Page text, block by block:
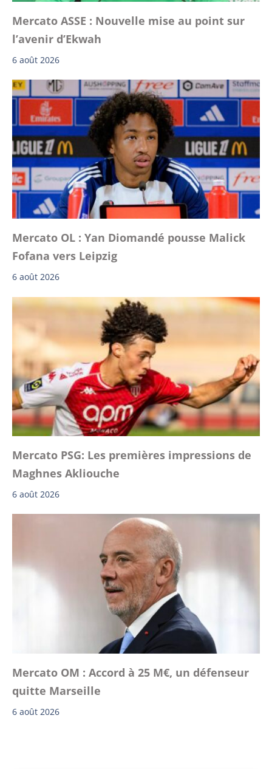
Mercato ASSE : Nouvelle mise au point sur
l’avenir d’Ekwah
6 août 2026
Mercato OL : Yan Diomandé pousse Malick
Fofana vers Leipzig
6 août 2026
Mercato PSG: Les premières impressions de
Maghnes Akliouche
6 août 2026
Mercato OM : Accord à 25 M€, un défenseur
quitte Marseille
6 août 2026